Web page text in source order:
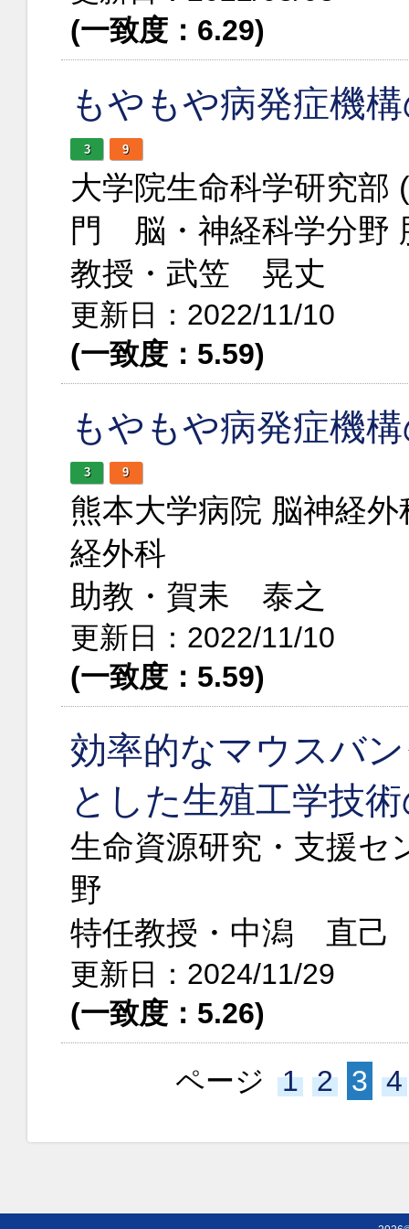
(一致度：6.29)
もやもや病発症機
3 9
大学院生命科学研究部
門 脳・神経科学分野
教授・武笠 晃丈
更新日：2022/11/10
(一致度：5.59)
もやもや病発症機
3 9
熊本大学病院 脳神経
経外科
助教・賀耒 泰之
更新日：2022/11/10
(一致度：5.59)
効率的なマウスバ
とした生殖工学技
生命資源研究・支援セ
野
特任教授・中潟 直己
更新日：2024/11/29
(一致度：5.26)
ページ 1 2 3 4